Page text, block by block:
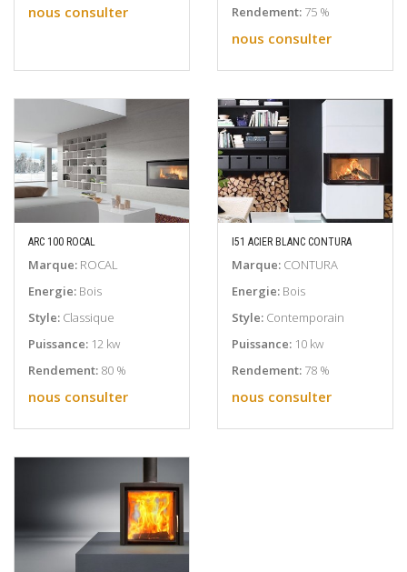
nous consulter
Rendement: 75 %
nous consulter
EN SAVOIR PLUS
ARC 100 ROCAL
Marque: ROCAL
Energie: Bois
Style: Classique
Puissance: 12 kw
Rendement: 80 %
nous consulter
EN SAVOIR PLUS
I51 ACIER BLANC CONTURA
Marque: CONTURA
Energie: Bois
Style: Contemporain
Puissance: 10 kw
Rendement: 78 %
nous consulter